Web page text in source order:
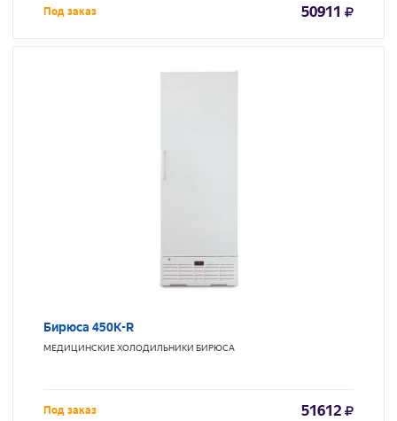
Под заказ 50911
Бирюса 450K-R
МЕДИЦИНСКИЕ ХОЛОДИЛЬНИКИ БИРЮСА
Под заказ 51612